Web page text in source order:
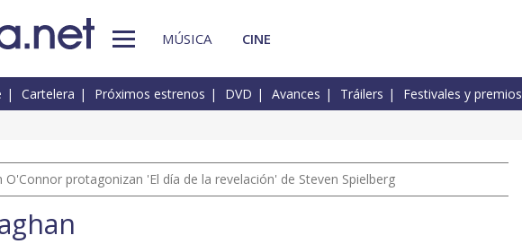
MÚSICA CINE
Cartelera Próximos estrenos DVD Avances Tráilers Festivales y premios
O'Connor protagonizan 'El día de la revelación' de Steven Spielberg